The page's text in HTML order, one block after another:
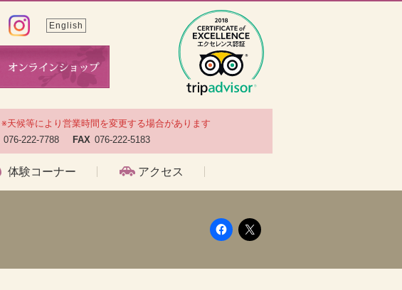
English
※天候等により営業時間を変更する場合があります
076-222-7788 FAX 076-222-5183
体験コーナー アクセス